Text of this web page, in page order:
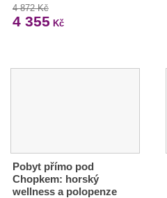
4 872 Kč
4 355 Kč
Pobyt přímo pod
Chopkem: horský
wellness a polopenze